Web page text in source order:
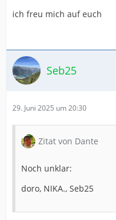
ich freu mich auf euch
Seb25
29. Juni 2025 um 20:30
Zitat von Dante
Noch unklar:
doro, NIKA., Seb25